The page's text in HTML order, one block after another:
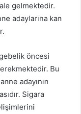
gelmektedir.
adaylarına kan
gebelik öncesi
Bu
adayının
Sigara